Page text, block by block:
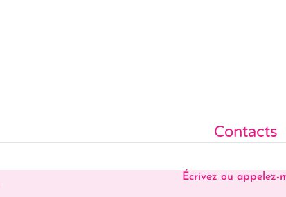
Contacts
Écrivez ou appelez-